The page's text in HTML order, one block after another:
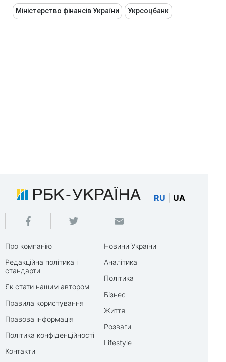
Міністерство фінансів України Укрсоцбанк
RU UA
Про компанію
Редакційна політика і
стандарти
Як стати нашим автором
Правила користування
Правова інформація
Політика конфіденційності
Контакти
Новини України
Аналітика
Політика
Бізнес
Життя
Розваги
Lifestyle